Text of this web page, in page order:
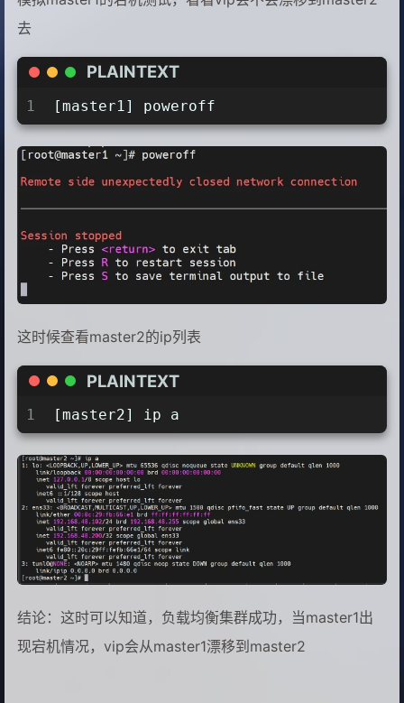
去
PLAINTEXT
1 [master1] poweroff
这时候查看master2的ip列表
PLAINTEXT
1 [master2] ip a
结论：这时可以知道，负载均衡集群成功，当master1出
现宕机情况，vip会从master1漂移到master2